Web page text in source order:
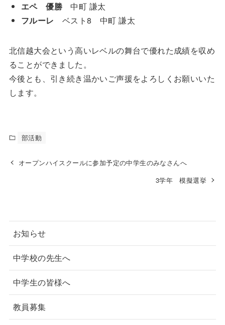
エペ 優勝中町 謙太
フルーレ ベスト8 中町 謙太
北信越大会という高いレベルの舞台で優れた成績を収め
ることができました。
今後とも、引き続き温かいご声援をよろしくお願いいた
します。
部活動
オープンハイスクールに参加予定の中学生のみなさんへ
3学年 模擬選挙
お知らせ
中学校の先生へ
中学生の皆様へ
教員募集